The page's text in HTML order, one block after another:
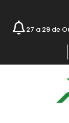
27 a 29 de